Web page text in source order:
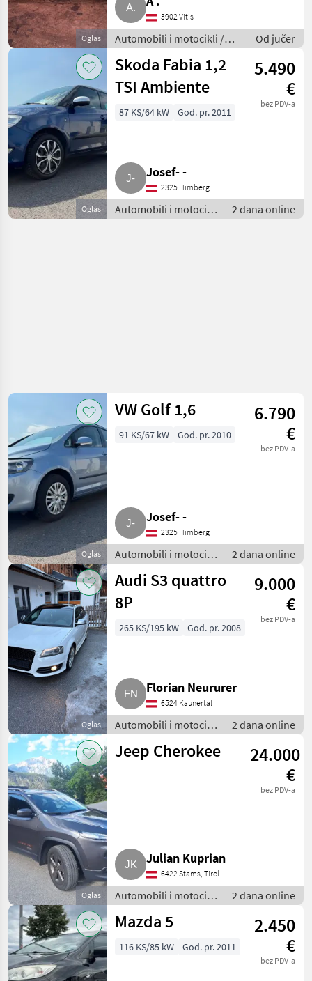
Oglas
3902 Vitis
Automobili i motocikli /
Limuzine
Od jučer
Oglas
Skoda Fabia 1,2
TSI Ambiente
5.490
€
bez PDV-a
87 KS/64 kW God. pr. 2011
Josef- -
2325 Himberg
Automobili i motocikli
/ Limuzine
2 dana online
Oglas
VW Golf 1,6
6.790
€
bez PDV-a
91 KS/67 kW God. pr. 2010
Josef- -
2325 Himberg
Automobili i motocikli
/ Limuzine
2 dana online
Oglas
Audi S3 quattro
8P
9.000
€
bez PDV-a
265 KS/195 kW God. pr. 2008
Florian Neururer
6524 Kaunertal
Automobili i motocikli
/ Limuzine
2 dana online
Oglas
Jeep Cherokee
24.000
€
bez PDV-a
Julian Kuprian
6422 Stams, Tirol
Automobili i motocikli
/ Limuzine
2 dana online
Mazda 5
2.450
€
bez PDV-a
116 KS/85 kW God. pr. 2011